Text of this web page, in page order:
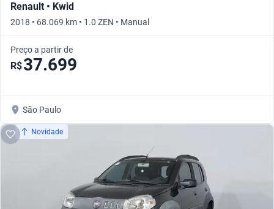
Renault • Kwid
2018 • 68.069 km • 1.0 ZEN • Manual
Preço a partir de
R$37.699
São Paulo
Novidade